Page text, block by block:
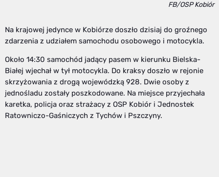
FB/OSP Kobiór
Na krajowej jedynce w Kobiórze doszło dzisiaj do groźnego
zdarzenia z udziałem samochodu osobowego i motocykla.
Około 14:30 samochód jadący pasem w kierunku Bielska-
Białej wjechał w tył motocykla. Do kraksy doszło w rejonie
skrzyżowania z drogą wojewódzką 928. Dwie osoby z
jednośladu zostały poszkodowane. Na miejsce przyjechała
karetka, policja oraz strażacy z OSP Kobiór i Jednostek
Ratowniczo-Gaśniczych z Tychów i Pszczyny.